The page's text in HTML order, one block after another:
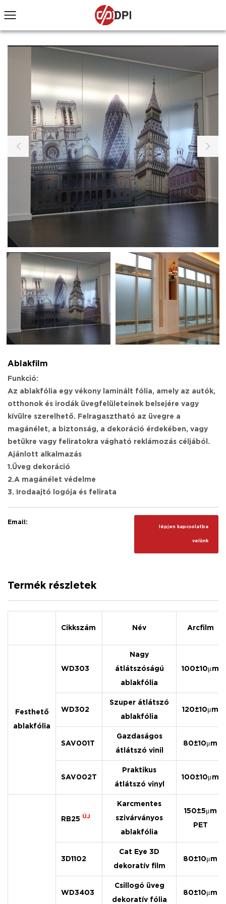
Ablakfilm
Funkció:
Az ablakfólia egy vékony laminált fólia, amely az autók,
otthonok és irodák üvegfelületeinek belsejére vagy
kívülre szerelhető. Felragasztható az üvegre a
magánélet, a biztonság, a dekoráció érdekében, vagy
betűkre vagy feliratokra vágható reklámozás céljából.
Ajánlott alkalmazás
1.Üveg dekoráció
2.A magánélet védelme
3. Irodaajtó logója és felirata
Email:
lépjen kapcsolatba
velünk
Termék részletek
Cikkszám Név Arcfilm
Festhető
ablakfólia
WD303
Nagy
átlátszóságú
ablakfólia
100±10μm
WD302
Szuper átlátszó
ablakfólia
120±10μm
SAV001T
Gazdaságos
átlátszó vinil
80±10μm
SAV002T
Praktikus
átlátszó vinyl
100±10μm
RB25 ÚJ
Karcmentes
szivárványos
ablakfólia
150±5μm
PET
3D1102
Cat Eye 3D
dekoratív film
80±10μm
WD3403
Csillogó üveg
dekoratív fólia
80±10μm